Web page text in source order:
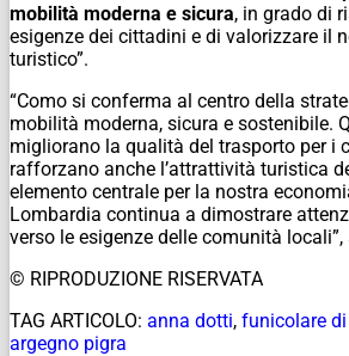
mobilità moderna e sicura, in grado di
esigenze dei cittadini e di valorizzare il
turistico”.
“Como si conferma al centro della
mobilità moderna, sicura e sostenibile.
migliorano la qualità del trasporto per i
rafforzano anche l’attrattività turistica
elemento centrale per la nostra
Lombardia continua a dimostrare
verso le esigenze delle comunità locali”,
© RIPRODUZIONE RISERVATA
TAG ARTICOLO: anna dotti, funicolare
argegno pigra